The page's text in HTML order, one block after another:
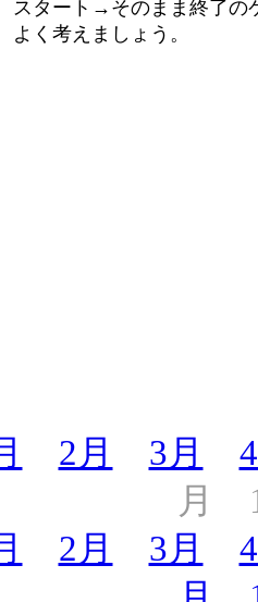
スタート→そのまま終了の
よく考えましょう。
2月 3月
月
2月 3月